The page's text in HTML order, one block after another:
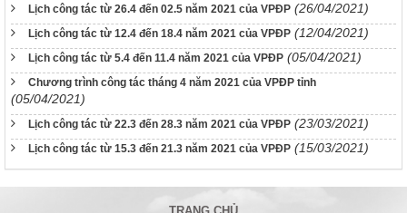
Lịch công tác từ 26.4 đến 02.5 năm 2021 của VPĐP (26/04/2021)
Lịch công tác từ 12.4 đến 18.4 năm 2021 của VPĐP (12/04/2021)
Lịch công tác từ 5.4 đến 11.4 năm 2021 của VPĐP (05/04/2021)
Chương trình công tác tháng 4 năm 2021 của VPĐP tỉnh
(05/04/2021)
Lịch công tác từ 22.3 đến 28.3 năm 2021 của VPĐP (23/03/2021)
Lịch công tác từ 15.3 đến 21.3 năm 2021 của VPĐP (15/03/2021)